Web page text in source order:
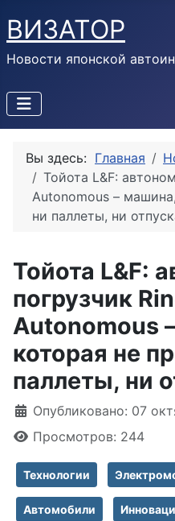
ВИЗАТОР
Новости японской
Вы здесь: Главная
Тойота L&F:
Autonomous –
ни паллеты, ни
Тойота L&F:
погрузчик
Autonomous
которая не
паллеты, ни
Информация о
Опубликовано: 07
Просмотров: 244
Технологии
Автомобили